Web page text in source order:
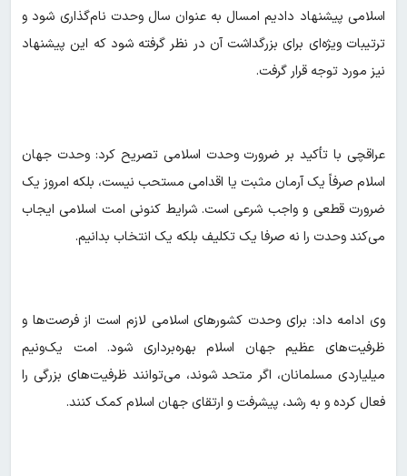
اسلامی پیشنهاد دادیم امسال به عنوان سال وحدت نام‌گذاری شود و
ترتیبات ویژه‌ای برای بزرگداشت آن در نظر گرفته شود که این پیشنهاد
نیز مورد توجه قرار گرفت.
عراقچی با تأکید بر ضرورت وحدت اسلامی تصریح کرد: وحدت جهان
اسلام صرفاً یک آرمان مثبت یا اقدامی مستحب نیست، بلکه امروز یک
ضرورت قطعی و واجب شرعی است. شرایط کنونی امت اسلامی ایجاب
می‌کند وحدت را نه صرفا یک تکلیف بلکه یک انتخاب بدانیم.
وی ادامه داد: برای وحدت کشورهای اسلامی لازم است از فرصت‌ها و
ظرفیت‌های عظیم جهان اسلام بهره‌برداری شود. امت یک‌ونیم
میلیاردی مسلمانان، اگر متحد شوند، می‌توانند ظرفیت‌های بزرگی را
فعال کرده و به رشد، پیشرفت و ارتقای جهان اسلام کمک کنند.